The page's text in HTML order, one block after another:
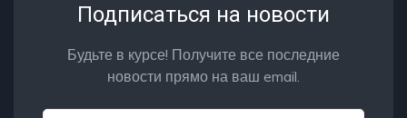
Подписаться на новости
Будьте в курсе! Получите все последние
новости прямо на ваш email.